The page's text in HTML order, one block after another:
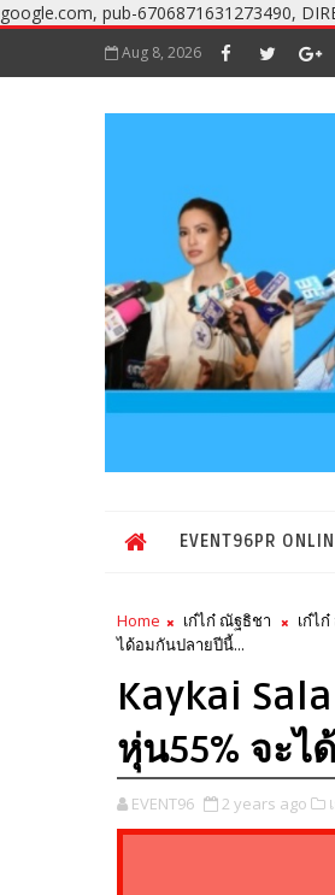
google.com, pub-6706871631273490,
Aug 8, 2026
EVENT96PR
Home เก๋ไก๋ ณัฐธิชา เก๋ไ
ได้อมกันปลายปีนี้...
Kaykai
หุ่น55% จะ
EVENT96 2 years ago